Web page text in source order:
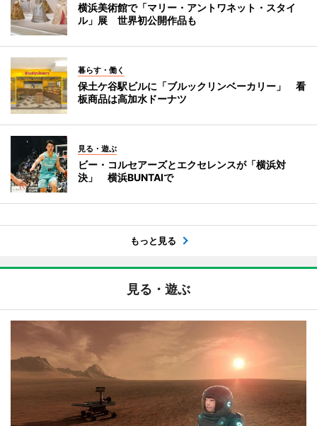
横浜美術館で「マリー・アントワネット・スタイ
ル」展 世界初公開作品も
暮らす・働く
保土ケ谷駅ビルに「ブルックリンベーカリー」 看
板商品は高加水ドーナツ
見る・遊ぶ
ビー・コルセアーズとエクセレンスが「横浜対
決」 横浜BUNTAIで
もっと見る
見る・遊ぶ